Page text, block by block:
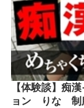
【体験談】痴
ョン りな 制